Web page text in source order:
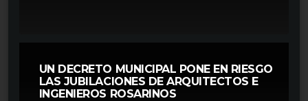
UN DECRETO MUNICIPAL PONE EN RIESGO
LAS JUBILACIONES DE ARQUITECTOS E
INGENIEROS ROSARINOS